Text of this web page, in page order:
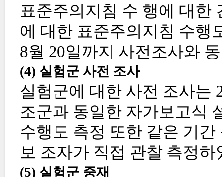
표준주의지침 수 행에 대한
에 대한 표준주의지침 수행
8월 20일까지 사전조사와
(4) 실험군 사전 조사
실험군에 대한 사전 조사는
조군과 동일한 자가보고식
수행도 측정 또한 같은 기
보 조자가 직접 관찰 측정하
(5) 실험군 중재